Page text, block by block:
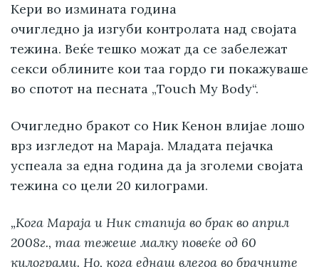
Кери во измината година
очигледно ја изгуби контролата над својата
тежина. Веќе тешко можат да се забележат
секси облините кои таа гордо ги покажуваше
во спотот на песната „Touch My Body“.
Очигледно бракот со Ник Кенон влијае лошо
врз изгледот на Мараја. Младата пејачка
успеала за една година да ја зголеми својата
тежина со цели 20 килограми.
„Кога Мараја и Ник стапија во брак во април
2008г., таа тежеше малку повеќе од 60
килограми. Но, кога еднаш влегоа во брачните